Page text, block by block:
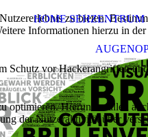
HOME SEHZENTRUM
zu bieten.
Informationen hierzu in
vor Hackerangriffen
optimieren. Hierunter fallen
der Nutzeraktivität über